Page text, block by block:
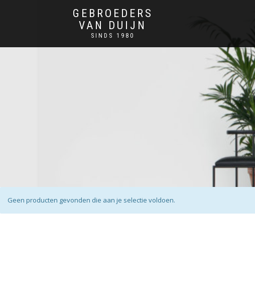
GEBROEDERS
VAN DUIJN
SINDS 1980
Geen producten gevonden die aan je selectie voldoen.